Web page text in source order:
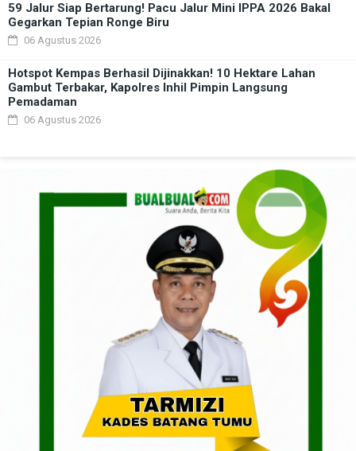
59 Jalur Siap Bertarung! Pacu Jalur Mini IPPA 2026 Bakal
Gegarkan Tepian Ronge Biru
06 Agustus 2026
Hotspot Kempas Berhasil Dijinakkan! 10 Hektare Lahan
Gambut Terbakar, Kapolres Inhil Pimpin Langsung
Pemadaman
06 Agustus 2026